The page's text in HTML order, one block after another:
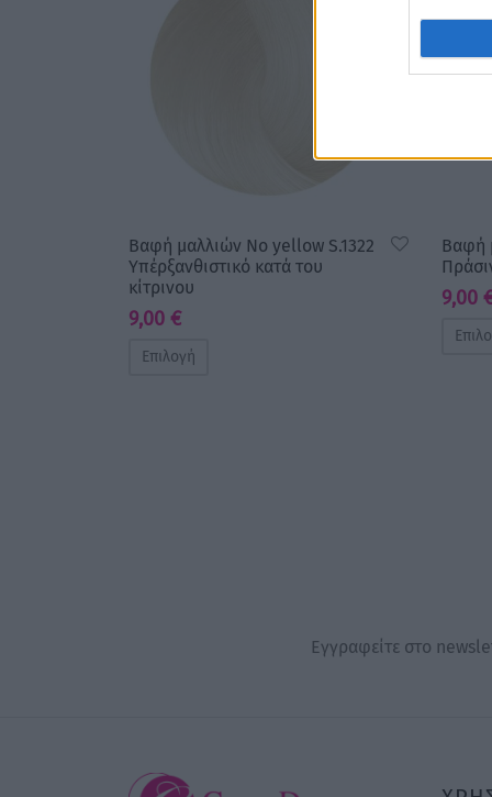
Βαφή μαλλιών No yellow S.1322
Υπέρξανθιστικό κατά του
κίτρινου
9,00 €
Επιλογή
Βαφή
9,00
Εγγραφείτε στο